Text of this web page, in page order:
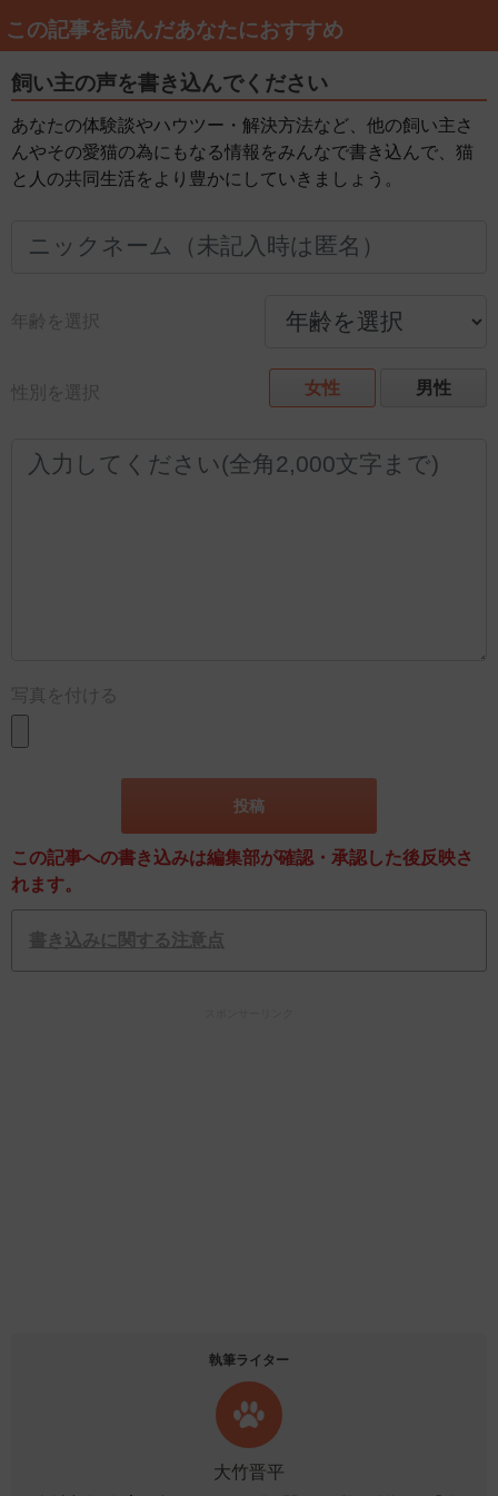
この記事を読んだあなたにおすすめ
飼い主の声を書き込んでください
あなたの体験談やハウツー・解決方法など、他の飼い主さ
んやその愛猫の為にもなる情報をみんなで書き込んで、猫
と人の共同生活をより豊かにしていきましょう。
年齢を選択
性別を選択 女性 男性
写真を付ける
この記事への書き込みは編集部が確認・承認した後反映さ
れます。
書き込みに関する注意点
執筆ライター
大竹晋平